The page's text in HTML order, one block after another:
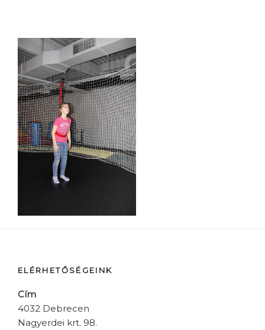
ELÉRHETŐSÉGEINK
Cím
4032 Debrecen
Nagyerdei krt. 98.